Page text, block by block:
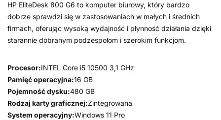
HP EliteDesk 800 G6 to komputer biurowy, który bardzo
dobrze sprawdzi się w zastosowaniach w małych i średnich
firmach, oferując wysoką wydajność i płynność działania dzięki
starannie dobranym podzespołom i szerokim funkcjom.
Procesor:INTEL Core i5 10500 3,1 GHz
Pamięć operacyjna:16 GB
Pojemność dysku:480 GB
Rodzaj karty graficznej:Zintegrowana
System operacyjny:Windows 11 Pro